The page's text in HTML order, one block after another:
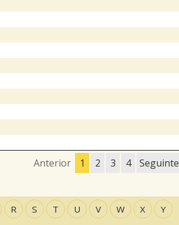
Anterior 1 2 3 4 Seguinte
R S T U V W X Y